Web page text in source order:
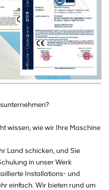
wissen, wie wir Ihre Maschine
Land schicken, und Sie
in unser Werk
Installations- und
einfach. Wir bieten rund um